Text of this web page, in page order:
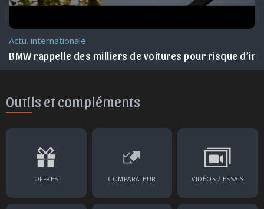
Actu. internationale
BMW rappelle des milliers de voitures pour risque
Outils et compléments
OFFRES COMPARATEUR VIDÉOS / ESSAIS